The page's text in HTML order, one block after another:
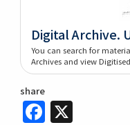
Digital Archive.
You can search for
Archives and view
share